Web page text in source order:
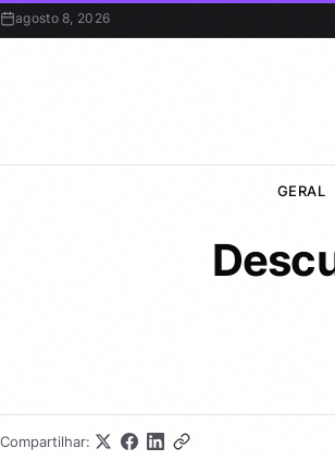
agosto 8, 2026
GERAL
Compartilhar: